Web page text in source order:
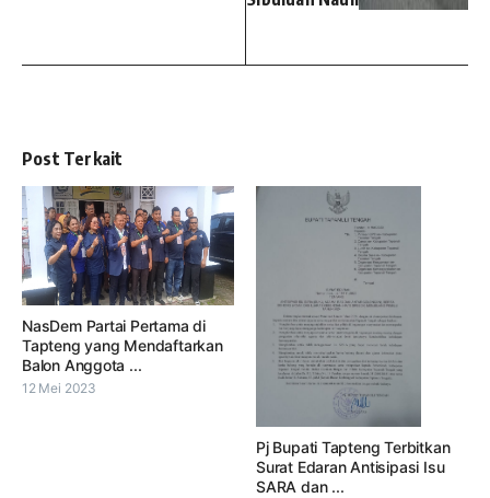
Post Terkait
NasDem Partai Pertama di
Tapteng yang Mendaftarkan
Balon Anggota ...
12 Mei 2023
Pj Bupati Tapteng Terbitkan
Surat Edaran Antisipasi Isu
SARA dan ...